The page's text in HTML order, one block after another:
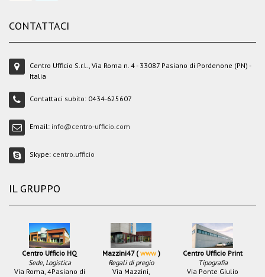
CONTATTACI
Centro Ufficio S.r.l., Via Roma n. 4 - 33087 Pasiano di Pordenone (PN) -
Italia
Contattaci subito: 0434-625607
Email: info@centro-ufficio.com
Skype: centro.ufficio
IL GRUPPO
Centro Ufficio HQ
Sede, Logistica
Via Roma, 4Pasiano di
Mazzini47 (www)
Regali di pregio
Via Mazzini,
Centro Ufficio Print
Tipografia
Via Ponte Giulio